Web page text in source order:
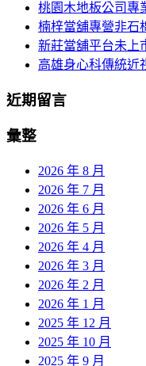
桃園木地板公司專
楠梓當舖專營非石
新莊當舖平台未上
高雄身心科傳統近
近期留言
彙整
2026 年 8 月
2026 年 7 月
2026 年 6 月
2026 年 5 月
2026 年 4 月
2026 年 3 月
2026 年 2 月
2026 年 1 月
2025 年 12 月
2025 年 10 月
2025 年 9 月